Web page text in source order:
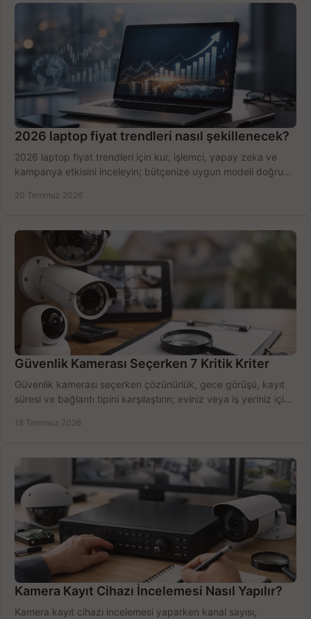
2026 laptop fiyat trendleri nasıl şekillenecek?
2026 laptop fiyat trendleri için kur, işlemci, yapay zeka ve
kampanya etkisini inceleyin; bütçenize uygun modeli doğru
20 Temmuz 2026
Güvenlik Kamerası Seçerken 7 Kritik Kriter
Güvenlik kamerası seçerken çözünürlük, gece görüşü, kayıt
süresi ve bağlantı tipini karşılaştırın; eviniz veya iş yeriniz için
18 Temmuz 2026
Kamera Kayıt Cihazı İncelemesi Nasıl Yapılır?
Kamera kayıt cihazı incelemesi yaparken kanal sayısı,